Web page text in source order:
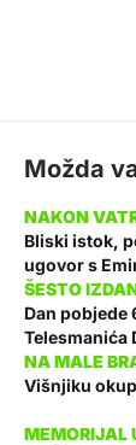
Možda
Bliski istok,
ugovor s
Dan pobjede
Telesmanića
Višnjiku